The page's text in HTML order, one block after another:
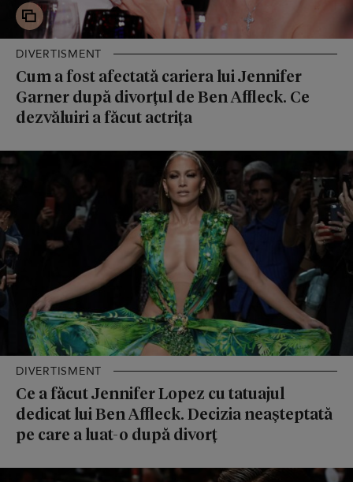
DIVERTISMENT
Cum a fost afectată cariera lui Jennifer
Garner după divorțul de Ben Affleck. Ce
dezvăluiri a făcut actrița
DIVERTISMENT
Ce a făcut Jennifer Lopez cu tatuajul
dedicat lui Ben Affleck. Decizia neașteptată
pe care a luat-o după divorț